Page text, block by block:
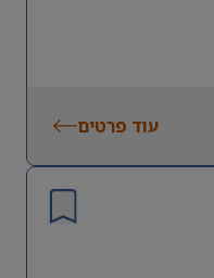
עוד פרטים